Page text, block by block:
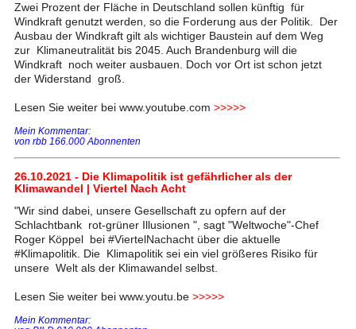
Zwei Prozent der Fläche in Deutschland sollen künftig für
Windkraft genutzt werden, so die Forderung aus der Politik. Der
Ausbau der Windkraft gilt als wichtiger Baustein auf dem Weg
zur Klimaneutralität bis 2045. Auch Brandenburg will die
Windkraft noch weiter ausbauen. Doch vor Ort ist schon jetzt
der Widerstand groß.
Lesen Sie weiter bei www.youtube.com >>>>>
Mein Kommentar:
von rbb 166.000 Abonnenten
26.10.2021 - Die Klimapolitik ist gefährlicher als der
Klimawandel | Viertel Nach Acht
"Wir sind dabei, unsere Gesellschaft zu opfern auf der
Schlachtbank rot-grüner Illusionen ", sagt "Weltwoche"-Chef
Roger Köppel bei #ViertelNachacht über die aktuelle
#Klimapolitik. Die Klimapolitik sei ein viel größeres Risiko für
unsere Welt als der Klimawandel selbst.
Lesen Sie weiter bei www.youtu.be >>>>>
Mein Kommentar: